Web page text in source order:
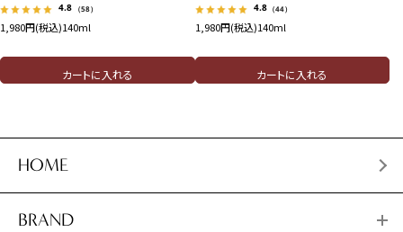
4.8 （58）
1,980円(税込)140ml
カートに入れる
4.8 （44）
1,980円(税込)140ml
カートに入れる
HOME
BRAND